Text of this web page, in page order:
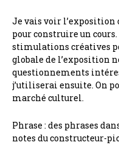
Je vais voir l’exposition
pour construire un
stimulations créatives
globale de l’exposition
questionnements
j’utiliserai ensuite. On
marché culturel.
Phrase : des phrases
notes du constructeur-